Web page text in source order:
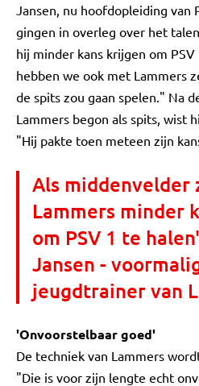
Jansen, nu hoofdopleiding van
gingen in overleg over het
hij minder kans krijgen om
hebben we ook met Lammers
de spits zou gaan spelen." Na
Lammers begon als spits, wist
"Hij pakte toen meteen zijn
Als middenvelder
Lammers minder
om PSV 1 te
Jansen -
jeugdtrainer van
'Onvoorstelbaar goed'
De techniek van Lammers
"Die is voor zijn lengte echt